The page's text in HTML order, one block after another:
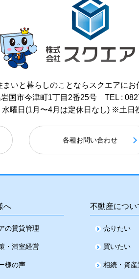
まいと暮らしのことなら スクエアにお
国市今津町1丁目2番25号 TEL :
曜日(1月〜4月は定休日なし) ※土日
各種お問い合わせ
へ
の賃貸管理
・満室経営
様の声
不動産につい
売りたい
買いたい
相続・資産